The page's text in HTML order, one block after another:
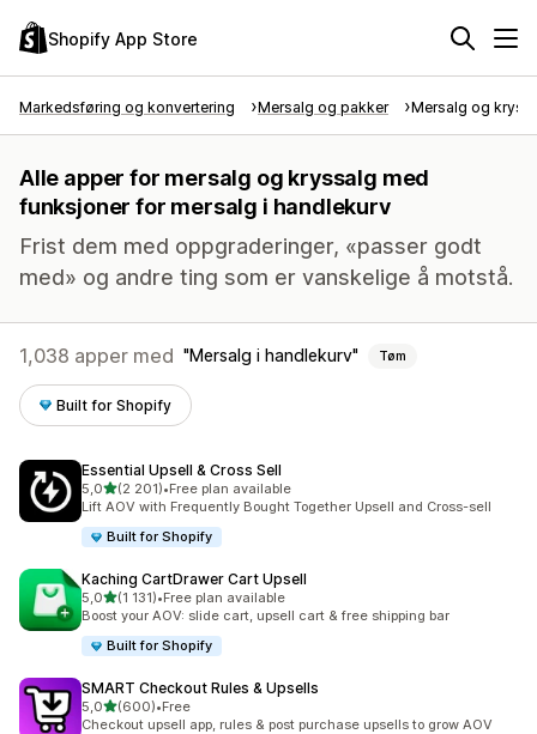
Shopify App Store
Markedsføring og konvertering Mersalg og pakker Mersalg og
Alle apper for mersalg og kryssalg med
funksjoner for mersalg i handlekurv
Frist dem med oppgraderinger, «passer godt
med» og andre ting som er vanskelige å motstå.
1,038 apper med Mersalg i handlekurv Tøm
Built for Shopify
Essential Upsell & Cross Sell
5,0av 5 stjerner
(2 201)
Totalt 2201 omtaler
•Free plan available
Lift AOV with Frequently Bought Together Upsell and Cross-sell
Built for Shopify
Kaching CartDrawer Cart Upsell
5,0av 5 stjerner
(1 131)
Totalt 1131 omtaler
•Free plan available
Boost your AOV: slide cart, upsell cart & free shipping bar
Built for Shopify
SMART Checkout Rules & Upsells
5,0av 5 stjerner
(600)
Totalt 600 omtaler
•Free
Checkout upsell app, rules & post purchase upsells to grow AOV